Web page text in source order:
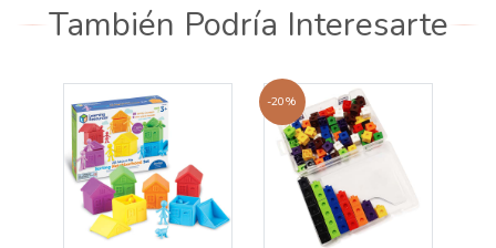
También Podría Interesarte
-20%